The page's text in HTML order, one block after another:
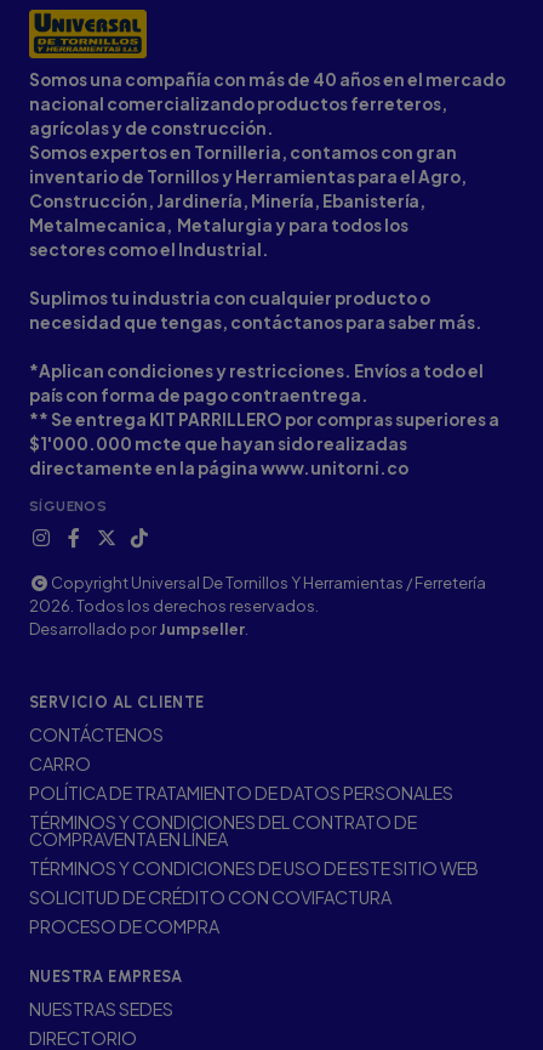
Somos una compañía con más de 40 años en el mercado
nacional comercializando productos ferreteros,
agrícolas y de construcción.
Somos expertos en Tornilleria, contamos con gran
inventario de Tornillos y Herramientas para el Agro,
Construcción, Jardinería, Minería, Ebanistería,
Metalmecanica, Metalurgia y para todos los
sectores como el Industrial.
Suplimos tu industria con cualquier producto o
necesidad que tengas, contáctanos para saber más.
*Aplican condiciones y restricciones. Envíos a todo el
país con forma de pago contraentrega.
** Se entrega KIT PARRILLERO por compras superiores a
$1'000.000 mcte que hayan sido realizadas
directamente en la página www.unitorni.co
SÍGUENOS
Copyright Universal De Tornillos Y Herramientas / Ferretería
2026. Todos los derechos reservados.
Desarrollado porJumpseller
SERVICIO AL CLIENTE
CONTÁCTENOS
CARRO
POLÍTICA DE TRATAMIENTO DE DATOS PERSONALES
TÉRMINOS Y CONDICIONES DEL CONTRATO DE
COMPRAVENTA EN LÍNEA
TÉRMINOS Y CONDICIONES DE USO DE ESTE SITIO WEB
SOLICITUD DE CRÉDITO CON COVIFACTURA
PROCESO DE COMPRA
NUESTRA EMPRESA
NUESTRAS SEDES
DIRECTORIO